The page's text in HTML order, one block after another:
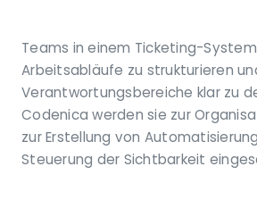
Teams in einem Ticketing-
Arbeitsabläufe zu strukturieren
Verantwortungsbereiche klar zu
Codenica werden sie zur
zur Erstellung von
Steuerung der Sichtbarkeit